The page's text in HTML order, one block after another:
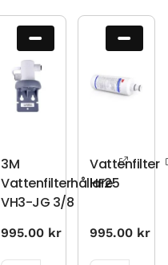
3M
Vattenfilterhållare
VH3-JG 3/8
995.00 kr
Vattenfilter
HF25
995.00 kr